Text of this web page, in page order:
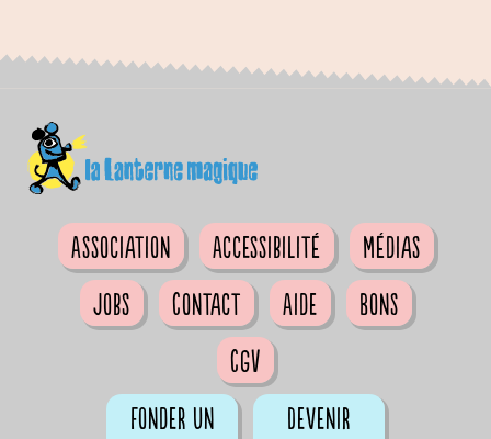
Association Accessibilité
Médias
Jobs
Contact Aide
Bons
CGV
Fonder un
Devenir